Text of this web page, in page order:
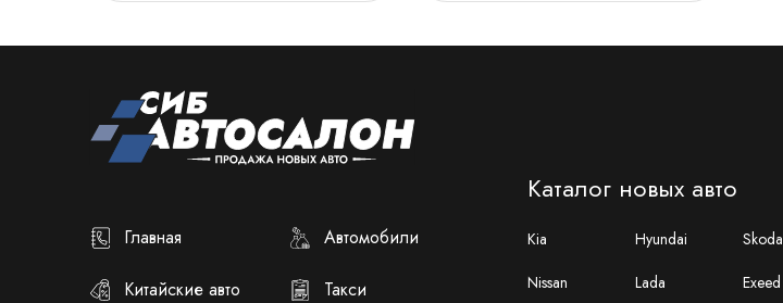
Главная Автомобили
Китайские авто Такси
Каталог новых авто
Kia Hyundai Skoda
Nissan
Lada Exeed